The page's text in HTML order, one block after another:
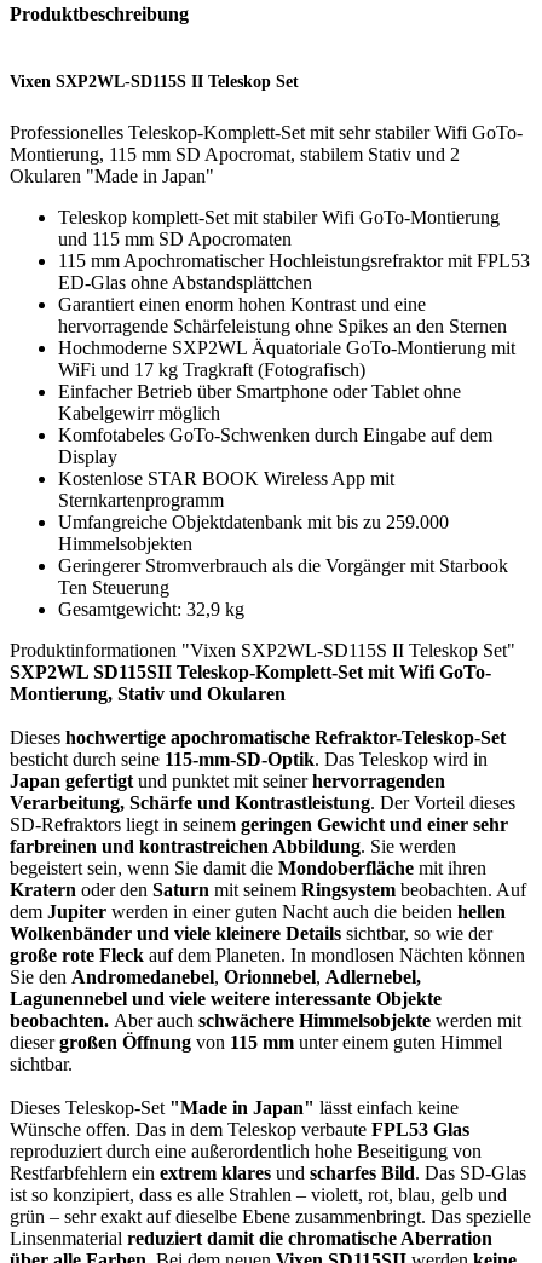
Produktbeschreibung
Vixen SXP2WL-SD115S II Teleskop Set
Professionelles Teleskop-Komplett-Set mit sehr stabiler Wifi GoTo-
Montierung, 115 mm SD Apocromat, stabilem Stativ und 2
Okularen "Made in Japan"
Teleskop komplett-Set mit stabiler Wifi GoTo-Montierung
und 115 mm SD Apocromaten
115 mm Apochromatischer Hochleistungsrefraktor mit FPL53
ED-Glas ohne Abstandsplättchen
Garantiert einen enorm hohen Kontrast und eine
hervorragende Schärfeleistung ohne Spikes an den Sternen
Hochmoderne SXP2WL Äquatoriale GoTo-Montierung mit
WiFi und 17 kg Tragkraft (Fotografisch)
Einfacher Betrieb über Smartphone oder Tablet ohne
Kabelgewirr möglich
Komfotabeles GoTo-Schwenken durch Eingabe auf dem
Display
Kostenlose STAR BOOK Wireless App mit
Sternkartenprogramm
Umfangreiche Objektdatenbank mit bis zu 259.000
Himmelsobjekten
Geringerer Stromverbrauch als die Vorgänger mit Starbook
Ten Steuerung
Gesamtgewicht: 32,9 kg
Produktinformationen "Vixen SXP2WL-SD115S II Teleskop Set"
SXP2WL SD115SII Teleskop-Komplett-Set mit Wifi GoTo-
Montierung, Stativ und Okularen
Dieses hochwertige apochromatische Refraktor-Teleskop-Set
besticht durch seine 115-mm-SD-Optik. Das Teleskop wird in
Japan gefertigt und punktet mit seinerhervorragenden
Verarbeitung, Schärfe und Kontrastleistung. Der Vorteil dieses
SD-Refraktors liegt in seinem geringen Gewicht und einer sehr
farbreinen und kontrastreichen Abbildung. Sie werden
begeistert sein, wenn Sie damit die Mondoberfläche mit ihren
Kratern oder den Saturn mit seinem Ringsystem beobachten. Auf
dem Jupiter werden in einer guten Nacht auch die beiden hellen
Wolkenbänder und viele kleinere Details sichtbar, so wie der
große rote Fleck auf dem Planeten. In mondlosen Nächten können
Sie den Andromedanebel, Orionnebel, Adlernebel,
Lagunennebel und viele weitere interessante Objekte
beobachten. Aber auch schwächere Himmelsobjekte werden mit
diesergroßen Öffnung von 115 mm unter einem guten Himmel
sichtbar.
Dieses Teleskop-Set "Made in Japan" lässt einfach keine
Wünsche offen. Das in dem Teleskop verbaute FPL53 Glas
reproduziert durch eine außerordentlich hohe Beseitigung von
Restfarbfehlern ein extrem klares und scharfes Bild. Das SD-Glas
ist so konzipiert, dass es alle Strahlen – violett, rot, blau, gelb und
grün – sehr exakt auf dieselbe Ebene zusammenbringt. Das spezielle
Linsenmaterial reduziert damit die chromatische Aberration